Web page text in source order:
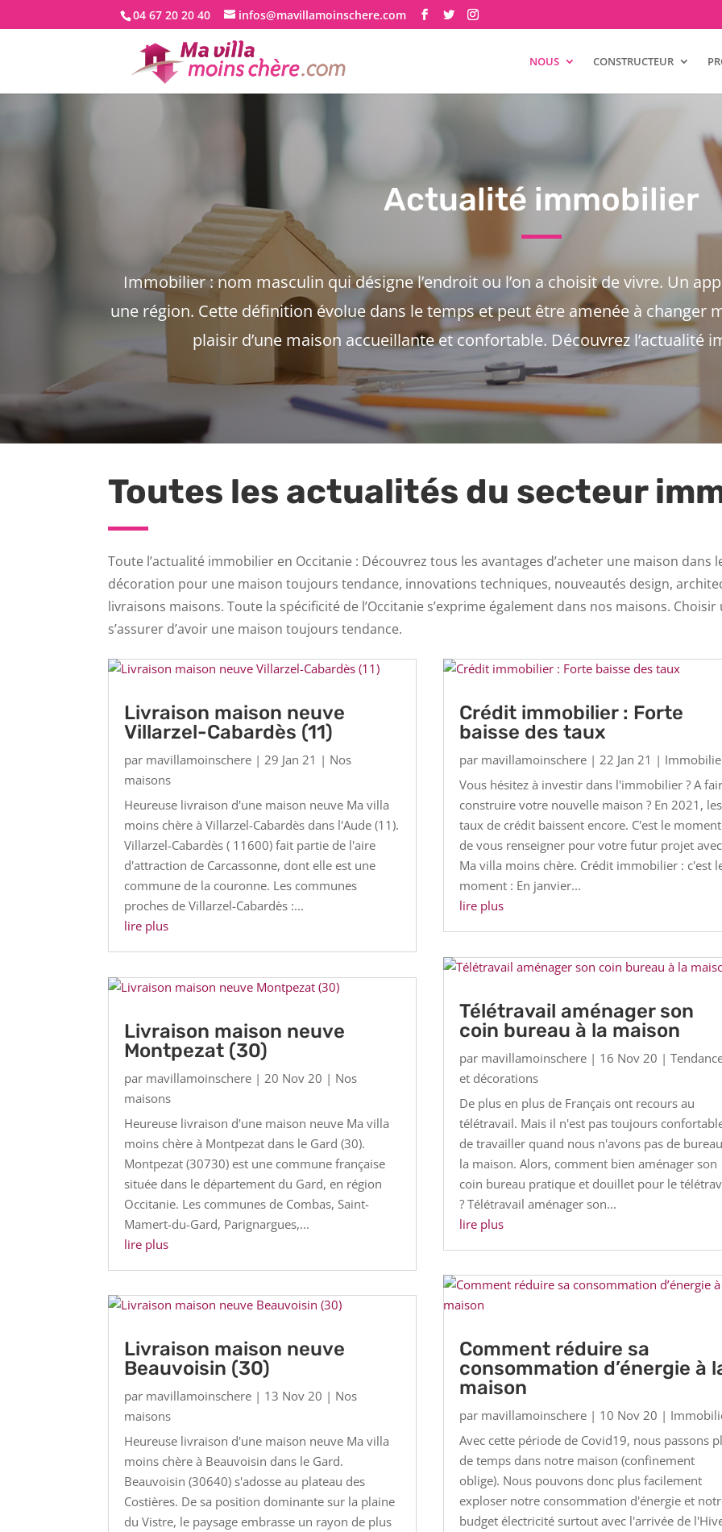
04 67 20 20 40 infos@mavillamoinschere.com
NOUS CONSTRUCTEUR
Actualité immobilier
Immobilier : nom masculin qui désigne l’endroit ou l’on a choisit de vivre. Un
une région. Cette définition évolue dans le temps et peut être amenée à changer
plaisir d’une maison accueillante et confortable. Découvrez l’actualité
Toutes les actualités du secteur
Toute l’actualité immobilier en Occitanie : Découvrez tous les avantages d’acheter une maison dans
décoration pour une maison toujours tendance, innovations techniques, nouveautés design,
livraisons maisons. Toute la spécificité de l’Occitanie s’exprime également dans nos maisons.
s’assurer d’avoir une maison toujours tendance.
Livraison maison neuve
Villarzel-Cabardès (11)
par mavillamoinschere | 29 Jan 21 | Nos
maisons
Heureuse livraison d'une maison neuve Ma villa
moins chère à Villarzel-Cabardès dans l'Aude (11).
Villarzel-Cabardès ( 11600) fait partie de l'aire
d'attraction de Carcassonne, dont elle est une
commune de la couronne. Les communes
proches de Villarzel-Cabardès :...
lire plus
Livraison maison neuve
Montpezat (30)
par mavillamoinschere | 20 Nov 20 | Nos
maisons
Heureuse livraison d'une maison neuve Ma villa
moins chère à Montpezat dans le Gard (30).
Montpezat (30730) est une commune française
située dans le département du Gard, en région
Occitanie. Les communes de Combas, Saint-
Mamert-du-Gard, Parignargues,...
lire plus
Livraison maison neuve
Beauvoisin (30)
par mavillamoinschere | 13 Nov 20 | Nos
maisons
Heureuse livraison d'une maison neuve Ma villa
moins chère à Beauvoisin dans le Gard.
Beauvoisin (30640) s'adosse au plateau des
Costières. De sa position dominante sur la plaine
du Vistre, le paysage embrasse un rayon de plus
Crédit immobilier : Forte
baisse des taux
par mavillamoinschere| 22 Jan 21 |
Vous hésitez à investir dans l'immobilier ? A
construire votre nouvelle maison ? En 2021, les
taux de crédit baissent encore. C'est le moment
de vous renseigner pour votre futur projet avec
Ma villa moins chère. Crédit immobilier : c'est
moment : En janvier...
lire plus
Télétravail aménager son
coin bureau à la maison
par mavillamoinschere| 16 Nov 20 |
et décorations
De plus en plus de Français ont recours au
télétravail. Mais il n'est pas toujours
de travailler quand nous n'avons pas de
la maison. Alors, comment bien aménager son
coin bureau pratique et douillet pour le
? Télétravail aménager son...
lire plus
Comment réduire sa
consommation d’énergie à
maison
par mavillamoinschere| 10 Nov 20 |
Avec cette période de Covid19, nous passons
de temps dans notre maison (confinement
oblige). Nous pouvons donc plus facilement
exploser notre consommation d'énergie et
budget électricité surtout avec l'arrivée de